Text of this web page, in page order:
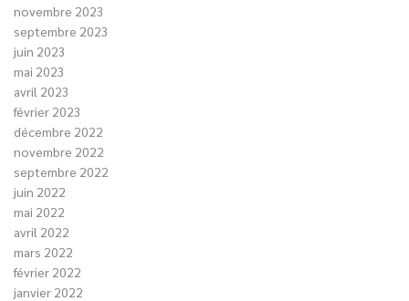
novembre 2023
septembre 2023
juin 2023
mai 2023
avril 2023
février 2023
décembre 2022
novembre 2022
septembre 2022
juin 2022
mai 2022
avril 2022
mars 2022
février 2022
janvier 2022